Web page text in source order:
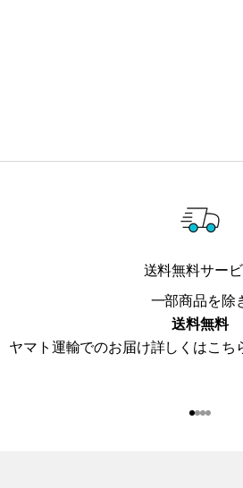
送料無料サー
一部商品を除
送料無料
ヤマト運輸でのお届け詳しくはこち
I18n
I18n
I18n
I18n